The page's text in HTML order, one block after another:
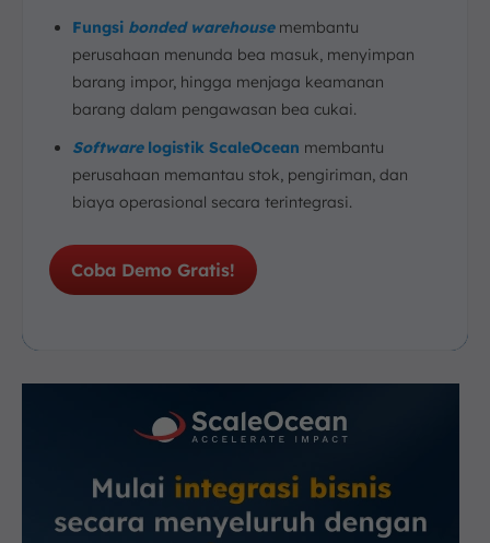
Fungsi bonded warehousemembantu
perusahaan menunda bea masuk, menyimpan
barang impor, hingga menjaga keamanan
barang dalam pengawasan bea cukai.
Softwarelogistik ScaleOcean membantu
perusahaan memantau stok, pengiriman, dan
biaya operasional secara terintegrasi.
Coba Demo Gratis!